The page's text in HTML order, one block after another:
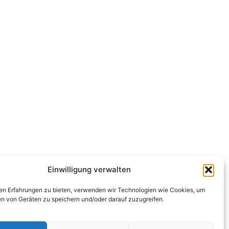
Einwilligung verwalten
Erfahrungen zu bieten, verwenden wir Technologien wie Cookies, um
von Geräten zu speichern und/oder darauf zuzugreifen.